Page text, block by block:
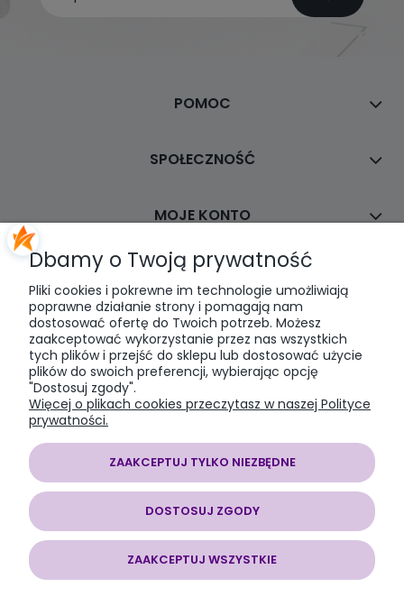
POMOC
SPOŁECZNOŚĆ
MOJE KONTO
PŁATNOŚCI I DOSTAWA
INFORMACJE
O NAS
SOMAP sklep modelarski| al. Jana Pawła II 28, 43-100 Tychy, woj.
śląskie | E-mail:
| NIP:
6462056771 REGON: 240730965
Dbamy o Twoją prywatność
Pliki cookies i pokrewne im technologie umożliwiają
poprawne działanie strony i pomagają nam
dostosować ofertę do Twoich potrzeb. Możesz
zaakceptować wykorzystanie przez nas wszystkich
tych plików i przejść do sklepu lub dostosować użycie
plików do swoich preferencji, wybierając opcję
"Dostosuj zgody".
Więcej o plikach cookies przeczytasz w naszej Polityce
prywatności.
ZAAKCEPTUJ TYLKO NIEZBĘDNE
DOSTOSUJ ZGODY
ZAAKCEPTUJ WSZYSTKIE